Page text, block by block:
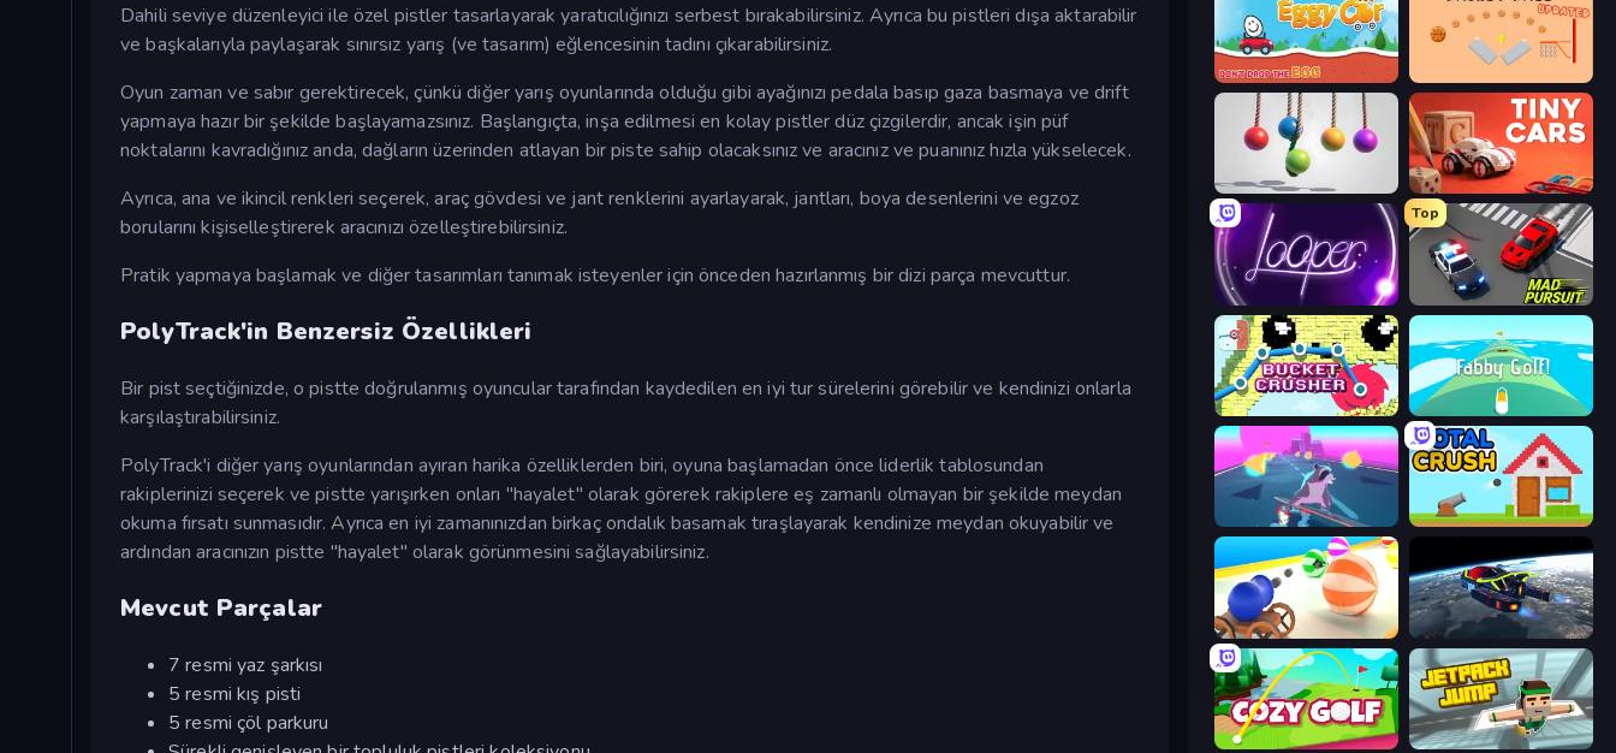
Dahili seviye düzenleyici ile özel pistler tasarlayarak yaratıcılığınızı serbest bırakabilirsiniz. Ayrıca bu pistleri dışa aktarabilir
ve başkalarıyla paylaşarak sınırsız yarış (ve tasarım) eğlencesinin tadını çıkarabilirsiniz.
Oyun zaman ve sabır gerektirecek, çünkü diğer yarış oyunlarında olduğu gibi ayağınızı pedala basıp gaza basmaya ve drift
yapmaya hazır bir şekilde başlayamazsınız. Başlangıçta, inşa edilmesi en kolay pistler düz çizgilerdir, ancak işin püf
noktalarını kavradığınız anda, dağların üzerinden atlayan bir piste sahip olacaksınız ve aracınız ve puanınız hızla yükselecek.
Ayrıca, ana ve ikincil renkleri seçerek, araç gövdesi ve jant renklerini ayarlayarak, jantları, boya desenlerini ve egzoz
borularını kişiselleştirerek aracınızı özelleştirebilirsiniz.
Pratik yapmaya başlamak ve diğer tasarımları tanımak isteyenler için önceden hazırlanmış bir dizi parça mevcuttur.
PolyTrack'in Benzersiz Özellikleri
Bir pist seçtiğinizde, o pistte doğrulanmış oyuncular tarafından kaydedilen en iyi tur sürelerini görebilir ve kendinizi onlarla
karşılaştırabilirsiniz.
PolyTrack'i diğer yarış oyunlarından ayıran harika özelliklerden biri, oyuna başlamadan önce liderlik tablosundan
rakiplerinizi seçerek ve pistte yarışırken onları "hayalet" olarak görerek rakiplere eş zamanlı olmayan bir şekilde meydan
okuma fırsatı sunmasıdır. Ayrıca en iyi zamanınızdan birkaç ondalık basamak tıraşlayarak kendinize meydan okuyabilir ve
ardından aracınızın pistte "hayalet" olarak görünmesini sağlayabilirsiniz.
Mevcut Parçalar
7 resmi yaz şarkısı
5 resmi kış pisti
5 resmi çöl parkuru
Eggy Car
Pendulum Master Tiny Cars
Looper
Top
Mad Pursuit
Bucket Crusher Fabby Golf!
Tanuki Sunset Total Crush
Ball Blaster Flying Wings HoverCraft
Cozy Golf Jetpack Jump